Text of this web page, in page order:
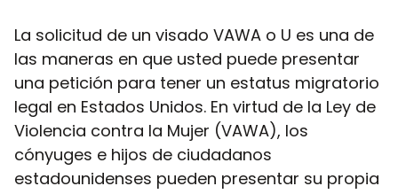
La solicitud de un visado VAWA o U es una de
las maneras en que usted puede presentar
una petición para tener un estatus migratorio
legal en Estados Unidos. En virtud de la Ley de
Violencia contra la Mujer (VAWA), los
cónyuges e hijos de ciudadanos
estadounidenses pueden presentar su propia